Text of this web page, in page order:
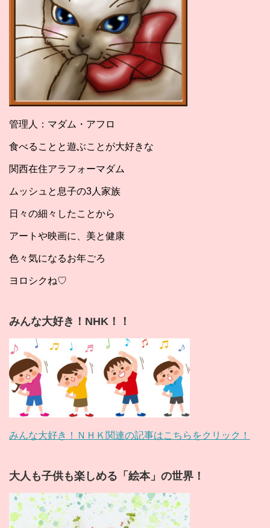
管理人：マダム・アフロ
食べることと遊ぶことが大好きな
関西在住アラフォーマダム
ムッシュと息子の3人家族
日々の細々したことから
アートや映画に、美と健康
色々気になるお年ごろ
ヨロシクね♡
みんな大好き！NHK！！
みんな大好き！ＮＨＫ関連の記事はこちらをクリック！
大人も子供も楽しめる「絵本」の世界！